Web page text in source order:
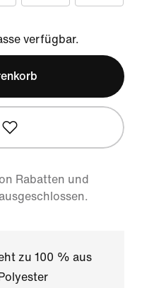
verfügbar.
Rabatten und
zu 100 % aus